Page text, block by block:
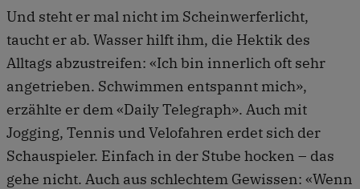
Und steht er mal nicht im Scheinwerferlicht,
taucht er ab. Wasser hilft ihm, die Hektik des
Alltags abzustreifen: «Ich bin innerlich oft sehr
angetrieben. Schwimmen entspannt mich»,
erzählte er dem «Daily Telegraph». Auch mit
Jogging, Tennis und Velofahren erdet sich der
Schauspieler. Einfach in der Stube hocken – das
gehe nicht. Auch aus schlechtem Gewissen: «Wenn